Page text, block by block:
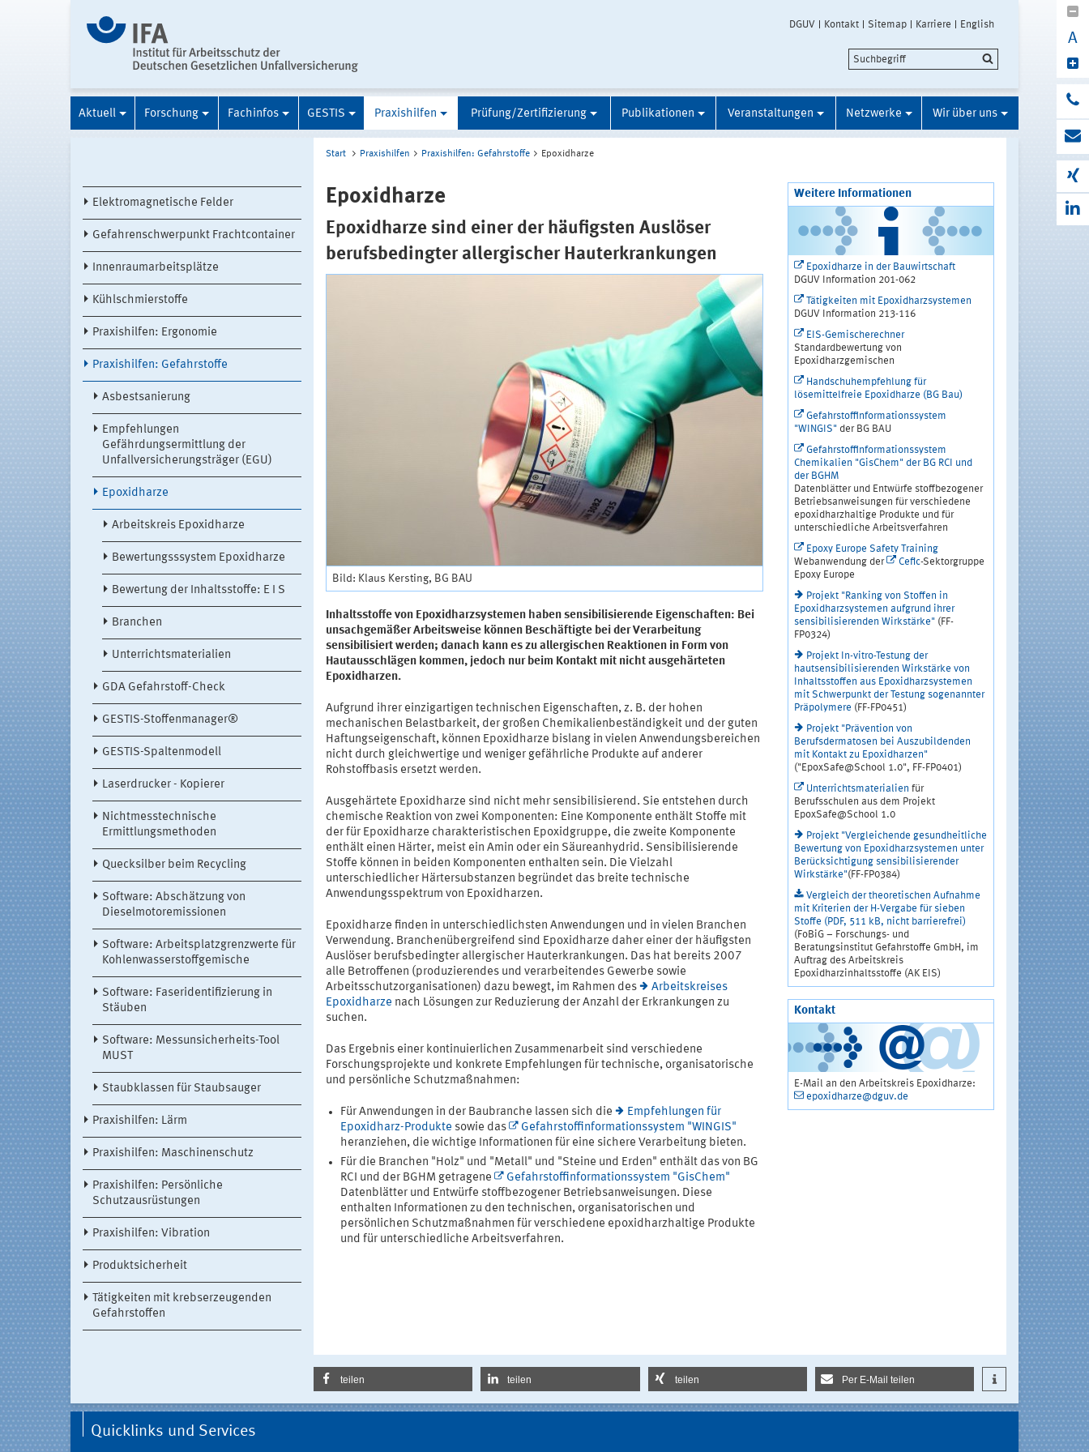
DGUV Kontakt Sitemap Karriere English
A
Aktuell Forschung Fachinfos GESTIS Praxishilfen Prüfung/Zertifizierung Publikationen Veranstaltungen Netzwerke Wir über uns
Elektromagnetische Felder
Gefahrenschwerpunkt Frachtcontainer
Innenraumarbeitsplätze
Kühlschmierstoffe
Praxishilfen: Ergonomie
Praxishilfen: Gefahrstoffe
Asbestsanierung
Empfehlungen
Gefährdungsermittlung der
Unfallversicherungsträger (EGU)
Epoxidharze
Arbeitskreis Epoxidharze
Bewertungsssystem Epoxidharze
Bewertung der Inhaltsstoffe: E I S
Branchen
Unterrichtsmaterialien
GDA Gefahrstoff-Check
GESTIS-Stoffenmanager®
GESTIS-Spaltenmodell
Laserdrucker - Kopierer
Nichtmesstechnische
Ermittlungsmethoden
Quecksilber beim Recycling
Software: Abschätzung von
Dieselmotoremissionen
Software: Arbeitsplatzgrenzwerte für
Kohlenwasserstoffgemische
Software: Faseridentifizierung in
Stäuben
Software: Messunsicherheits-Tool
MUST
Staubklassen für Staubsauger
Praxishilfen: Lärm
Praxishilfen: Maschinenschutz
Praxishilfen: Persönliche
Schutzausrüstungen
Praxishilfen: Vibration
Produktsicherheit
Tätigkeiten mit krebserzeugenden
Gefahrstoffen
Start Praxishilfen Praxishilfen: Gefahrstoffe Epoxidharze
Epoxidharze
Epoxidharze sind einer der häufigsten Auslöser
berufsbedingter allergischer Hauterkrankungen
Bild: Klaus Kersting, BG BAU
Inhaltsstoffe von Epoxidharzsystemen haben sensibilisierende Eigenschaften: Bei
unsachgemäßer Arbeitsweise können Beschäftigte bei der Verarbeitung
sensibilisiert werden; danach kann es zu allergischen Reaktionen in Form von
Hautausschlägen kommen, jedoch nur beim Kontakt mit nicht ausgehärteten
Epoxidharzen.
Aufgrund ihrer einzigartigen technischen Eigenschaften, z. B. der hohen
mechanischen Belastbarkeit, der großen Chemikalienbeständigkeit und der guten
Haftungseigenschaft, können Epoxidharze bislang in vielen Anwendungsbereichen
nicht durch gleichwertige und weniger gefährliche Produkte auf anderer
Rohstoffbasis ersetzt werden.
Ausgehärtete Epoxidharze sind nicht mehr sensibilisierend. Sie entstehen durch
chemische Reaktion von zwei Komponenten: Eine Komponente enthält Stoffe mit
der für Epoxidharze charakteristischen Epoxidgruppe, die zweite Komponente
enthält einen Härter, meist ein Amin oder ein Säureanhydrid. Sensibilisierende
Stoffe können in beiden Komponenten enthalten sein. Die Vielzahl
unterschiedlicher Härtersubstanzen begründet das breite technische
Anwendungsspektrum von Epoxidharzen.
Epoxidharze finden in unterschiedlichsten Anwendungen und in vielen Branchen
Verwendung. Branchenübergreifend sind Epoxidharze daher einer der häufigsten
Auslöser berufsbedingter allergischer Hauterkrankungen. Das hat bereits 2007
alle Betroffenen (produzierendes und verarbeitendes Gewerbe sowie
Arbeitsschutzorganisationen) dazu bewegt, im Rahmen des
Arbeitskreises
Epoxidharze nach Lösungen zur Reduzierung der Anzahl der Erkrankungen zu
suchen.
Das Ergebnis einer kontinuierlichen Zusammenarbeit sind verschiedene
Forschungsprojekte und konkrete Empfehlungen für technische, organisatorische
und persönliche Schutzmaßnahmen:
Für Anwendungen in der Baubranche lassen sich die
Empfehlungen für
Epoxidharz-Produkte sowie das
Gefahrstoffinformationssystem "WINGIS"
heranziehen, die wichtige Informationen für eine sichere Verarbeitung bieten.
Für die Branchen "Holz" und "Metall" und "Steine und Erden" enthält das von BG
RCI und der BGHM getragene
Gefahrstoffinformationssystem "GisChem"
Datenblätter und Entwürfe stoffbezogener Betriebsanweisungen. Diese
enthalten Informationen zu den technischen, organisatorischen und
persönlichen Schutzmaßnahmen für verschiedene epoxidharzhaltige Produkte
und für unterschiedliche Arbeitsverfahren.
Weitere Informationen
Epoxidharze in der Bauwirtschaft
DGUV Information 201-062
Tätigkeiten mit Epoxidharzsystemen
DGUV Information 213-116
EIS-Gemischerechner
Standardbewertung von
Epoxidharzgemischen
Handschuhempfehlung für
lösemittelfreie Epoxidharze (BG Bau)
Gefahrstoffinformationssystem
"WINGIS" der BG BAU
Gefahrstoffinformationssystem
Chemikalien "GisChem" der BG RCI und
der BGHM
Datenblätter und Entwürfe stoffbezogener
Betriebsanweisungen für verschiedene
epoxidharzhaltige Produkte und für
unterschiedliche Arbeitsverfahren
Epoxy Europe Safety Training
Webanwendung der
Cefic-Sektorgruppe
Epoxy Europe
Projekt "Ranking von Stoffen in
Epoxidharzsystemen aufgrund ihrer
sensibilisierenden Wirkstärke" (FF-
FP0324)
Projekt In-vitro-Testung der
hautsensibilisierenden Wirkstärke von
Inhaltsstoffen aus Epoxidharzsystemen
mit Schwerpunkt der Testung sogenannter
Präpolymere (FF-FP0451)
Projekt "Prävention von
Berufsdermatosen bei Auszubildenden
mit Kontakt zu Epoxidharzen"
("EpoxSafe@School 1.0", FF-FP0401)
Unterrichtsmaterialien für
Berufsschulen aus dem Projekt
EpoxSafe@School 1.0
Projekt "Vergleichende gesundheitliche
Bewertung von Epoxidharzsystemen unter
Berücksichtigung sensibilisierender
Wirkstärke"(FF-FP0384)
Vergleich der theoretischen Aufnahme
mit Kriterien der H-Vergabe für sieben
Stoffe (PDF, 511 kB, nicht barrierefrei)
(FoBiG – Forschungs- und
Beratungsinstitut Gefahrstoffe GmbH, im
Auftrag des Arbeitskreis
Epoxidharzinhaltsstoffe (AK EIS)
Kontakt
E-Mail an den Arbeitskreis Epoxidharze:
epoxidharze@dguv.de
teilen teilen teilen Per E-Mail teilen
Quicklinks und Services